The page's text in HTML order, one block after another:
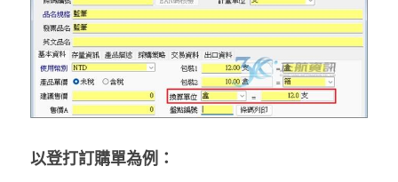
以登打訂購單為例：